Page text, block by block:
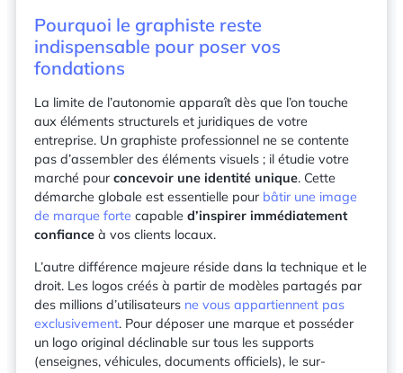
Pourquoi le graphiste reste
indispensable pour poser vos
fondations
La limite de l’autonomie apparaît dès que l’on touche
aux éléments structurels et juridiques de votre
entreprise. Un graphiste professionnel ne se contente
pas d’assembler des éléments visuels ; il étudie votre
marché pour concevoir une identité unique. Cette
démarche globale est essentielle pour bâtir une image
de marque forte capable d’inspirer immédiatement
confiance à vos clients locaux.
L’autre différence majeure réside dans la technique et le
droit. Les logos créés à partir de modèles partagés par
des millions d’utilisateurs ne vous appartiennent pas
exclusivement. Pour déposer une marque et posséder
un logo original déclinable sur tous les supports
(enseignes, véhicules, documents officiels), le sur-